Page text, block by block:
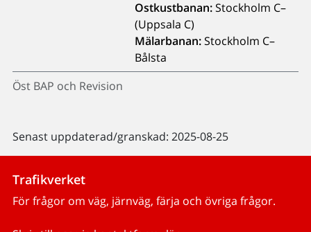
Öst BAP och Revision
Ostkustbanan:Stockholm C–
(Uppsala C)
Mälarbanan:Stockholm C–
Bålsta
Senast uppdaterad/granskad: 2025-08-25
Trafikverket
För frågor om väg, järnväg, färja och övriga frågor.